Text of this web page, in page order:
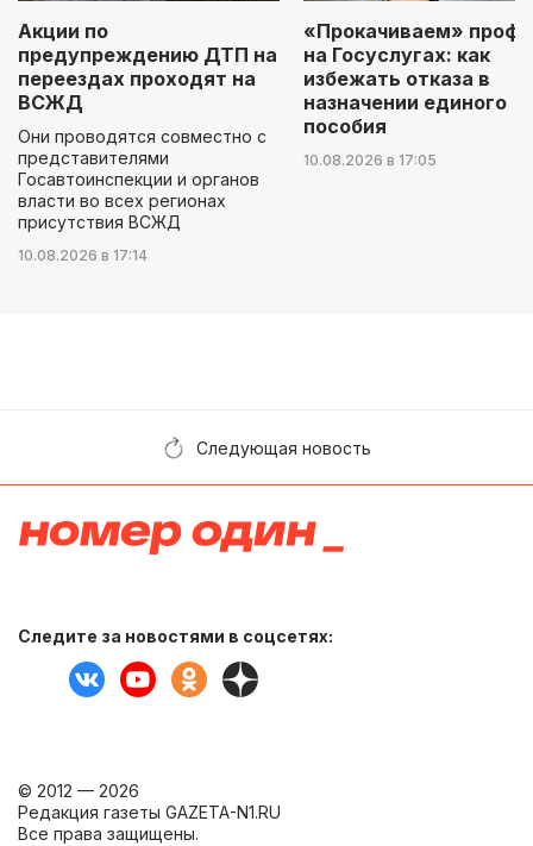
Акции по
предупреждению ДТП на
переездах проходят на
ВСЖД
Они проводятся совместно с
представителями
Госавтоинспекции и органов
власти во всех регионах
присутствия ВСЖД
10.08.2026 в 17:14
«Прокачиваем»
на Госуслугах: как
избежать отказа в
назначении единого
пособия
10.08.2026 в 17:05
Следующая новость
Следите за новостями в соцсетях:
© 2012 — 2026
Редакция газеты GAZETA-N1.RU
Все права защищены.